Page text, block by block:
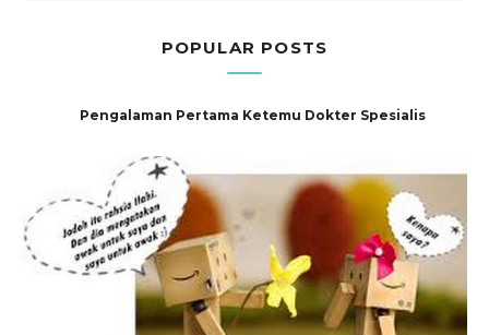
POPULAR POSTS
Pengalaman Pertama Ketemu Dokter Spesialis